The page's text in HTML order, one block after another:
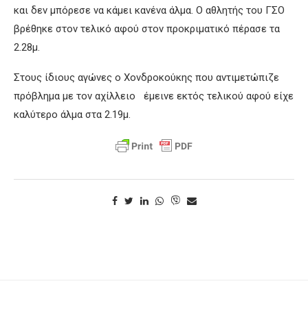
και δεν μπόρεσε να κάμει κανένα άλμα. Ο αθλητής του ΓΣΟ
βρέθηκε στον τελικό αφού στον προκριματικό πέρασε τα
2.28μ.
Στους ίδιους αγώνες ο Χονδροκούκης που αντιμετώπιζε
πρόβλημα με τον αχίλλειο έμεινε εκτός τελικού αφού είχε
καλύτερο άλμα στα 2.19μ.